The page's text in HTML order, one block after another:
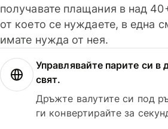
получавате плащания в над
от което се нуждаете, в една
имате нужда от нея.
Управлявайте парите си в
свят.
Дръжте валутите си под
ги конвертирайте за